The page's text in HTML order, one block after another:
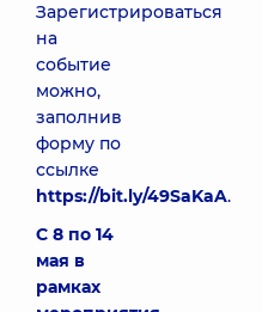
Зарегистрироваться
на
событие
можно,
заполнив
форму по
ссылке
https://bit.ly/49SaKaA.
С 8 по 14
мая в
рамках